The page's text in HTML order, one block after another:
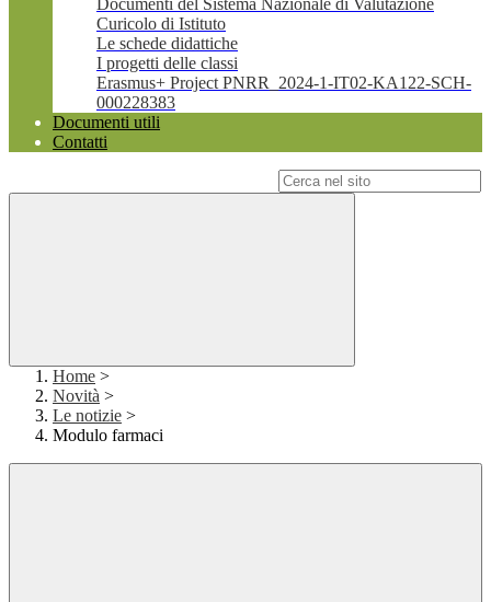
Documenti del Sistema Nazionale di Valutazione
Curicolo di Istituto
Le schede didattiche
I progetti delle classi
Erasmus+ Project PNRR_2024-1-IT02-KA122-SCH-
000228383
Documenti utili
Contatti
Home >
Novità >
Le notizie >
Modulo farmaci